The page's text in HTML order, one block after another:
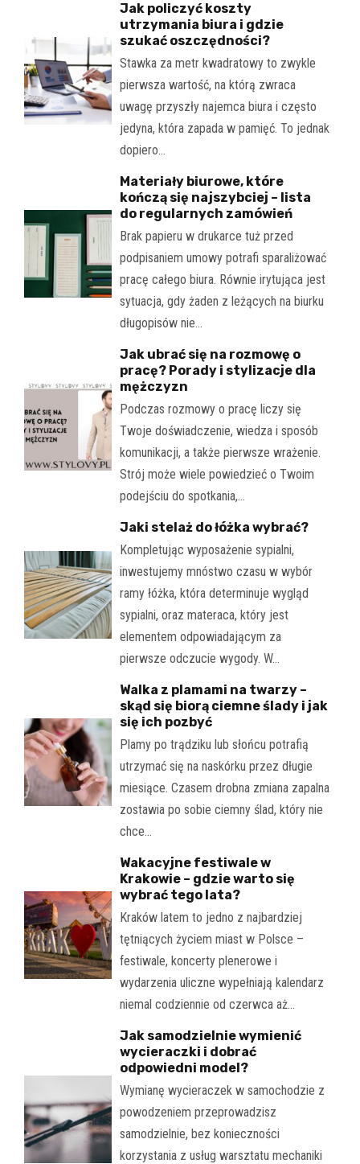
Jak policzyć koszty
utrzymania biura i gdzie
szukać oszczędności?
Stawka za metr kwadratowy to zwykle
pierwsza wartość, na którą zwraca
uwagę przyszły najemca biura i często
jedyna, która zapada w pamięć. To jednak
dopiero…
Materiały biurowe, które
kończą się najszybciej – lista
do regularnych zamówień
Brak papieru w drukarce tuż przed
podpisaniem umowy potrafi sparaliżować
pracę całego biura. Równie irytująca jest
sytuacja, gdy żaden z leżących na biurku
długopisów nie…
Jak ubrać się na rozmowę o
pracę? Porady i stylizacje dla
mężczyzn
Podczas rozmowy o pracę liczy się
Twoje doświadczenie, wiedza i sposób
komunikacji, a także pierwsze wrażenie.
Strój może wiele powiedzieć o Twoim
podejściu do spotkania,…
Jaki stelaż do łóżka wybrać?
Kompletując wyposażenie sypialni,
inwestujemy mnóstwo czasu w wybór
ramy łóżka, która determinuje wygląd
sypialni, oraz materaca, który jest
elementem odpowiadającym za
pierwsze odczucie wygody. W…
Walka z plamami na twarzy –
skąd się biorą ciemne ślady i jak
się ich pozbyć
Plamy po trądziku lub słońcu potrafią
utrzymać się na naskórku przez długie
miesiące. Czasem drobna zmiana zapalna
zostawia po sobie ciemny ślad, który nie
chce…
Wakacyjne festiwale w
Krakowie – gdzie warto się
wybrać tego lata?
Kraków latem to jedno z najbardziej
tętniących życiem miast w Polsce –
festiwale, koncerty plenerowe i
wydarzenia uliczne wypełniają kalendarz
niemal codziennie od czerwca aż…
Jak samodzielnie wymienić
wycieraczki i dobrać
odpowiedni model?
Wymianę wycieraczek w samochodzie z
powodzeniem przeprowadzisz
samodzielnie, bez konieczności
korzystania z usług warsztatu mechaniki